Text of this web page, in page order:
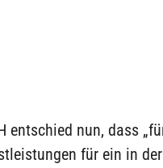
entschied nun, dass
für ein in